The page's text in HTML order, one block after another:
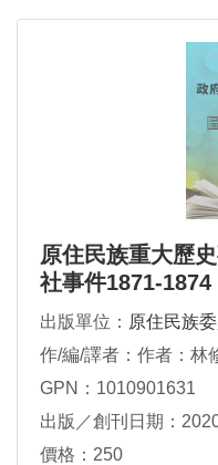
原住民族重大歷
社事件1871-1874
出版單位： 原住民族
作/編/譯者：作者：林
GPN：1010901631
出版／創刊日期：
價格：250